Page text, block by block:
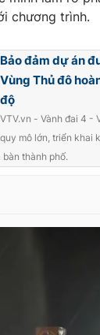
chương trình.
Bảo đảm dự án
Vùng Thủ đô
độ
VTV.vn - Vành đai 4 -
quy mô lớn, triển khai
thành phố.